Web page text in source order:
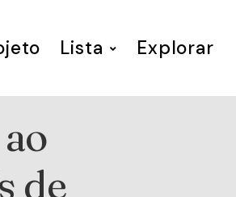
Lista Explorar
de